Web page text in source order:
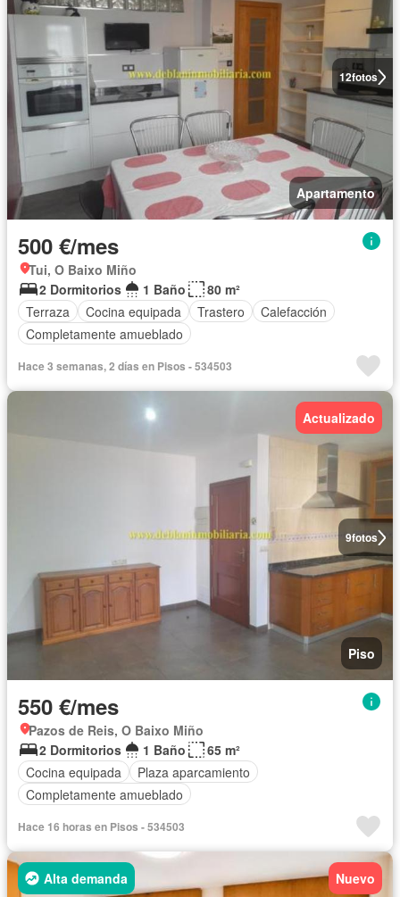
12fotos
Apartamento
500 €/mes
Tui, O Baixo Miño
2 Dormitorios
1 Baño
80 m²
Terraza
Cocina equipada Trastero
Calefacción
Completamente amueblado
Hace 3 semanas, 2 días en Pisos - 534503
9fotos
Actualizado
Piso
550 €/mes
Pazos de Reis, O Baixo Miño
2 Dormitorios
1 Baño
65 m²
Cocina equipada
Plaza aparcamiento
Completamente amueblado
Hace 16 horas en Pisos - 534503
Alta demanda Nuevo